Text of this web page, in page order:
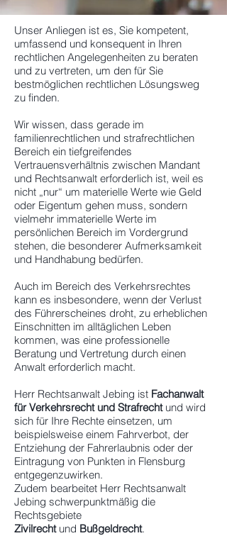
Unser Anliegen ist es, Sie kompetent,
umfassend und konsequent in Ihren
rechtlichen Angelegenheiten zu beraten
und zu vertreten, um den für Sie
bestmöglichen rechtlichen Lösungsweg
zu finden.
Wir wissen, dass gerade im
familienrechtlichen und strafrechtlichen
Bereich ein tiefgreifendes
Vertrauensverhältnis zwischen Mandant
und Rechtsanwalt erforderlich ist, weil es
nicht „nur“ um materielle Werte wie Geld
oder Eigentum gehen muss, sondern
vielmehr immaterielle Werte im
persönlichen Bereich im Vordergrund
stehen, die besonderer Aufmerksamkeit
und Handhabung bedürfen.
Auch im Bereich des Verkehrsrechtes
kann es insbesondere, wenn der Verlust
des Führerscheines droht, zu erheblichen
Einschnitten im alltäglichen Leben
kommen, was eine professionelle
Beratung und Vertretung durch einen
Anwalt erforderlich macht.
Herr Rechtsanwalt Jebing ist Fachanwalt
für Verkehrsrecht und Strafrecht und wird
sich für Ihre Rechte einsetzen, um
beispielsweise einem Fahrverbot, der
Entziehung der Fahrerlaubnis oder der
Eintragung von Punkten in Flensburg
entgegenzuwirken.
Zudem bearbeitet Herr Rechtsanwalt
Jebing schwerpunktmäßig die
Rechtsgebiete
Zivilrechtund Bußgeldrecht.